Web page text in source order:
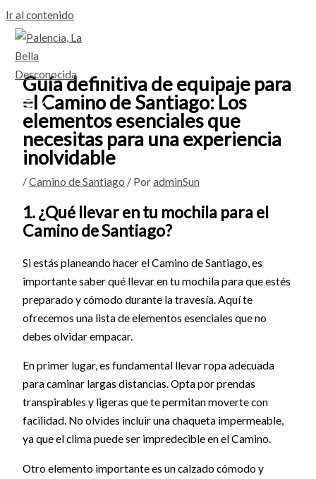
Ir al contenido
Guía definitiva de equipaje para
el Camino de Santiago: Los
elementos esenciales que
necesitas para una experiencia
inolvidable
/Camino de Santiago / PoradminSun
1. ¿Qué llevar en tu mochila para el
Camino de Santiago?
Si estás planeando hacer el Camino de Santiago, es
importante saber qué llevar en tu mochila para que estés
preparado y cómodo durante la travesía. Aquí te
ofrecemos una lista de elementos esenciales que no
debes olvidar empacar.
En primer lugar, es fundamental llevar ropa adecuada
para caminar largas distancias. Opta por prendas
transpirables y ligeras que te permitan moverte con
facilidad. No olvides incluir una chaqueta impermeable,
ya que el clima puede ser impredecible en el Camino.
Otro elemento importante es un calzado cómodo y